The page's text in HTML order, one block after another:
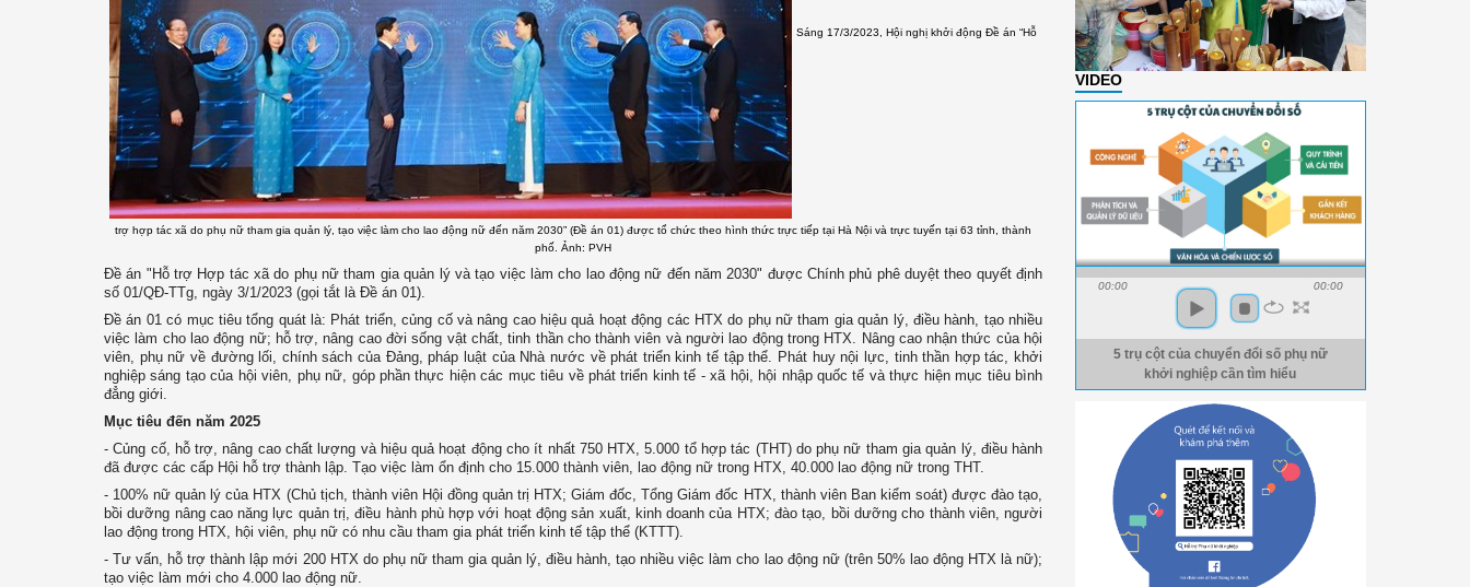
Sáng 17/3/2023, Hội nghị khởi động Đề án “Hỗ
trợ hợp tác xã do phụ nữ tham gia quản lý, tạo việc làm cho lao động nữ đến năm 2030” (Đề án 01) được tổ chức theo hình thức trực tiếp tại Hà Nội và trực tuyến tại 63 tỉnh, thành
phố. Ảnh: PVH
Đề án "Hỗ trợ Hợp tác xã do phụ nữ tham gia quản lý và tạo việc làm cho lao động nữ đến năm 2030" được Chính phủ phê duyệt theo quyết định
số 01/QĐ-TTg, ngày 3/1/2023 (gọi tắt là Đề án 01).
Đề án 01 có mục tiêu tổng quát là: Phát triển, củng cố và nâng cao hiệu quả hoạt động các HTX do phụ nữ tham gia quản lý, điều hành, tạo nhiều
việc làm cho lao động nữ; hỗ trợ, nâng cao đời sống vật chất, tinh thần cho thành viên và người lao động trong HTX. Nâng cao nhận thức của hội
viên, phụ nữ về đường lối, chính sách của Đảng, pháp luật của Nhà nước về phát triển kinh tế tập thể. Phát huy nội lực, tinh thần hợp tác, khởi
nghiệp sáng tạo của hội viên, phụ nữ, góp phần thực hiện các mục tiêu về phát triển kinh tế - xã hội, hội nhập quốc tế và thực hiện mục tiêu bình
đẳng giới.
Mục tiêu đến năm 2025
- Củng cố, hỗ trợ, nâng cao chất lượng và hiệu quả hoạt động cho ít nhất 750 HTX, 5.000 tổ hợp tác (THT) do phụ nữ tham gia quản lý, điều hành
đã được các cấp Hội hỗ trợ thành lập. Tạo việc làm ổn định cho 15.000 thành viên, lao động nữ trong HTX, 40.000 lao động nữ trong THT.
- 100% nữ quản lý của HTX (Chủ tịch, thành viên Hội đồng quản trị HTX; Giám đốc, Tổng Giám đốc HTX, thành viên Ban kiểm soát) được đào tạo,
bồi dưỡng nâng cao năng lực quản trị, điều hành phù hợp với hoạt động sản xuất, kinh doanh của HTX; đào tạo, bồi dưỡng cho thành viên, người
lao động trong HTX, hội viên, phụ nữ có nhu cầu tham gia phát triển kinh tế tập thể (KTTT).
- Tư vấn, hỗ trợ thành lập mới 200 HTX do phụ nữ tham gia quản lý, điều hành, tạo nhiều việc làm cho lao động nữ (trên 50% lao động HTX là nữ);
tạo việc làm mới cho 4.000 lao động nữ.
VIDEO
00:00 00:00
5 trụ cột của chuyển đổi số phụ nữ
khởi nghiệp cần tìm hiểu